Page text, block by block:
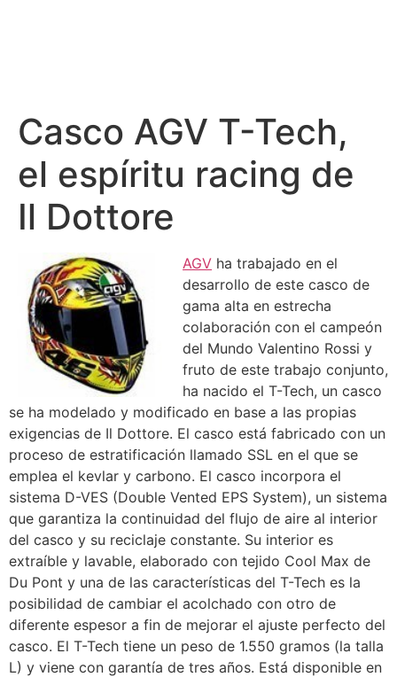
Casco AGV T-Tech,
el espíritu racing de
Il Dottore
AGV ha trabajado en el
desarrollo de este casco de
gama alta en estrecha
colaboración con el campeón
del Mundo Valentino Rossi y
fruto de este trabajo conjunto,
ha nacido el T-Tech, un casco
se ha modelado y modificado en base a las propias
exigencias de Il Dottore. El casco está fabricado con un
proceso de estratificación llamado SSL en el que se
emplea el kevlar y carbono. El casco incorpora el
sistema D-VES (Double Vented EPS System), un sistema
que garantiza la continuidad del flujo de aire al interior
del casco y su reciclaje constante. Su interior es
extraíble y lavable, elaborado con tejido Cool Max de
Du Pont y una de las características del T-Tech es la
posibilidad de cambiar el acolchado con otro de
diferente espesor a fin de mejorar el ajuste perfecto del
casco. El T-Tech tiene un peso de 1.550 gramos (la talla
L) y viene con garantía de tres años. Está disponible en